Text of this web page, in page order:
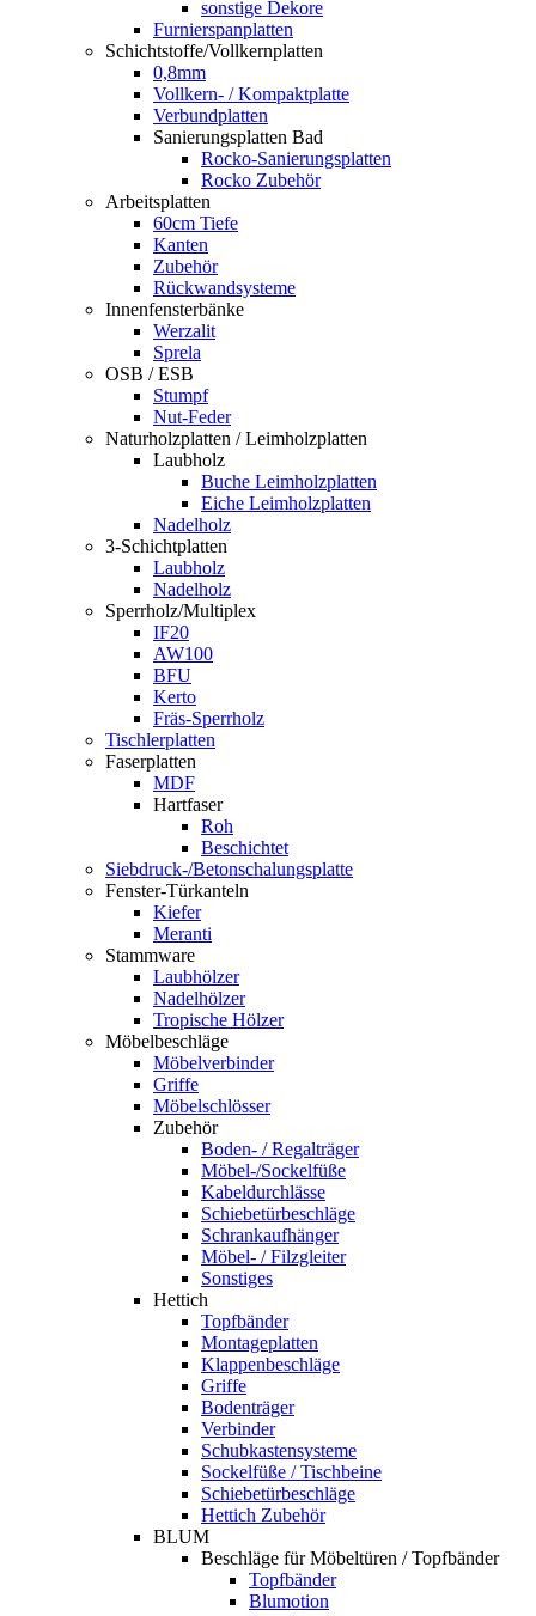
sonstige Dekore
Furnierspanplatten
Schichtstoffe/Vollkernplatten
0,8mm
Vollkern- / Kompaktplatte
Verbundplatten
Sanierungsplatten Bad
Rocko-Sanierungsplatten
Rocko Zubehör
Arbeitsplatten
60cm Tiefe
Kanten
Zubehör
Rückwandsysteme
Innenfensterbänke
Werzalit
Sprela
OSB / ESB
Stumpf
Nut-Feder
Naturholzplatten / Leimholzplatten
Laubholz
Buche Leimholzplatten
Eiche Leimholzplatten
Nadelholz
3-Schichtplatten
Laubholz
Nadelholz
Sperrholz/Multiplex
IF20
AW100
BFU
Kerto
Fräs-Sperrholz
Tischlerplatten
Faserplatten
MDF
Hartfaser
Roh
Beschichtet
Siebdruck-/Betonschalungsplatte
Fenster-Türkanteln
Kiefer
Meranti
Stammware
Laubhölzer
Nadelhölzer
Tropische Hölzer
Möbelbeschläge
Möbelverbinder
Griffe
Möbelschlösser
Zubehör
Boden- / Regalträger
Möbel-/Sockelfüße
Kabeldurchlässe
Schiebetürbeschläge
Schrankaufhänger
Möbel- / Filzgleiter
Sonstiges
Hettich
Topfbänder
Montageplatten
Klappenbeschläge
Griffe
Bodenträger
Verbinder
Schubkastensysteme
Sockelfüße / Tischbeine
Schiebetürbeschläge
Hettich Zubehör
BLUM
Beschläge für Möbeltüren / Topfbänder
Topfbänder
Blumotion